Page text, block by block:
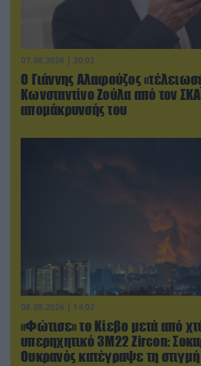
07.08.2026 | 20:02
Ο Γιάννης Αλαφούζος
Κωνσταντίνο Ζούλα από τον
απομάκρυνσής του
08.08.2026 | 14:02
«Φώτισε» το Κίεβο μετά από
υπερηχητικό 3M22 Zircon:
Ουκρανός κατέγραψε τη